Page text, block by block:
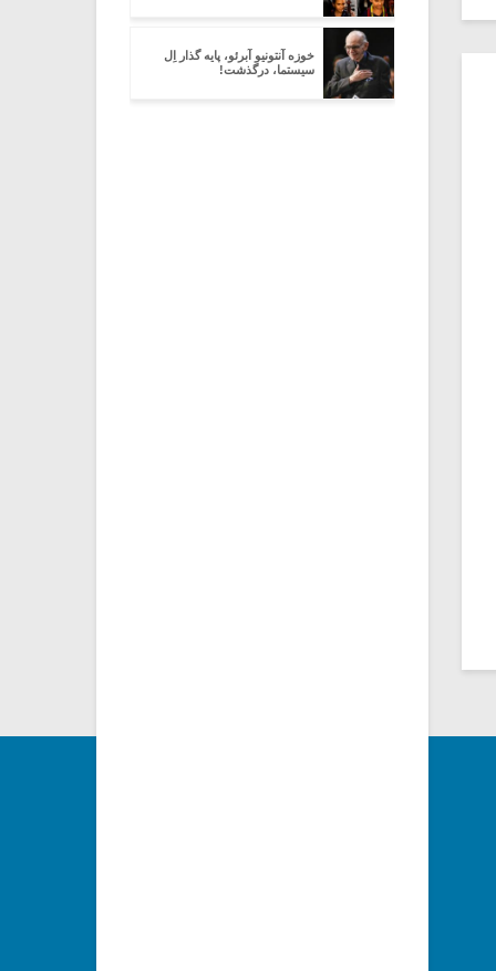
خوزه آنتونیو آبرئو، پایه گذار اِل
سیستما، درگذشت!